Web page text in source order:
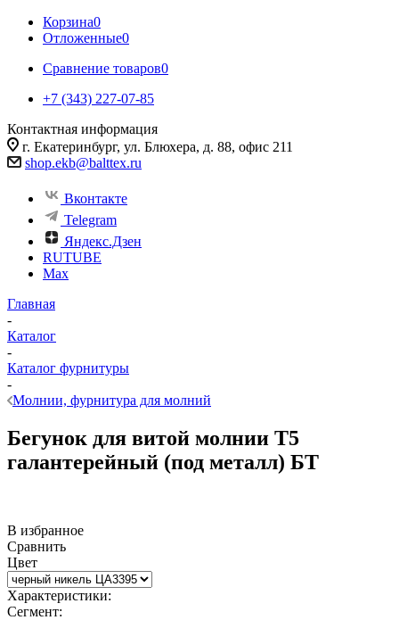
Корзина0
Отложенные0
Сравнение товаров0
+7 (343) 227-07-85
Контактная информация
г. Екатеринбург, ул. Блюхера, д. 88, офис 211
shop.ekb@balttex.ru
Вконтакте
Telegram
Яндекс.Дзен
RUTUBE
Max
Главная
-
Каталог
-
Каталог фурнитуры
-
Молнии, фурнитура для молний
Бегунок для витой молнии Т5
галантерейный (под металл) БТ
В избранное
Сравнить
Цвет
Характеристики:
Сегмент: